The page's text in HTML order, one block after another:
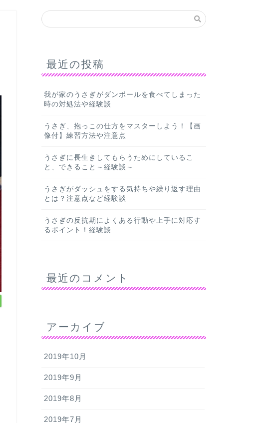
最近の投稿
我が家のうさぎがダンボールを食べてしまった
時の対処法や経験談
うさぎ、抱っこの仕方をマスターしよう！【画
像付】練習方法や注意点
うさぎに長生きしてもらうためにしているこ
と、できること～経験談～
うさぎがダッシュをする気持ちや繰り返す理由
とは？注意点など経験談
うさぎの反抗期によくある行動や上手に対応す
るポイント！経験談
最近のコメント
アーカイブ
2019年10月
2019年9月
2019年8月
2019年7月